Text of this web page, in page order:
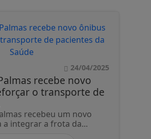
24/04/2025
recebe novo
o transporte de
recebeu um novo
a integrar a frota da...